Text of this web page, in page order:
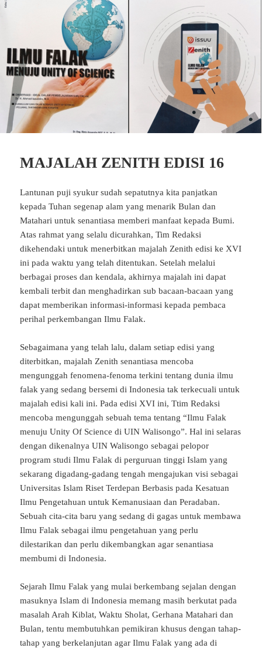
MAJALAH ZENITH EDISI 16
Lantunan puji syukur sudah sepatutnya kita panjatkan
kepada Tuhan segenap alam yang menarik Bulan dan
Matahari untuk senantiasa memberi manfaat kepada Bumi.
Atas rahmat yang selalu dicurahkan, Tim Redaksi
dikehendaki untuk menerbitkan majalah Zenith edisi ke XVI
ini pada waktu yang telah ditentukan. Setelah melalui
berbagai proses dan kendala, akhirnya majalah ini dapat
kembali terbit dan menghadirkan sub bacaan-bacaan yang
dapat memberikan informasi-informasi kepada pembaca
perihal perkembangan Ilmu Falak.
Sebagaimana yang telah lalu, dalam setiap edisi yang
diterbitkan, majalah Zenith senantiasa mencoba
mengunggah fenomena-fenoma terkini tentang dunia ilmu
falak yang sedang bersemi di Indonesia tak terkecuali untuk
majalah edisi kali ini. Pada edisi XVI ini, Ttim Redaksi
mencoba mengunggah sebuah tema tentang “Ilmu Falak
menuju Unity Of Science di UIN Walisongo”. Hal ini selaras
dengan dikenalnya UIN Walisongo sebagai pelopor
program studi Ilmu Falak di perguruan tinggi Islam yang
sekarang digadang-gadang tengah mengajukan visi sebagai
Universitas Islam Riset Terdepan Berbasis pada Kesatuan
Ilmu Pengetahuan untuk Kemanusiaan dan Peradaban.
Sebuah cita-cita baru yang sedang di gagas untuk membawa
Ilmu Falak sebagai ilmu pengetahuan yang perlu
dilestarikan dan perlu dikembangkan agar senantiasa
membumi di Indonesia.
Sejarah Ilmu Falak yang mulai berkembang sejalan dengan
masuknya Islam di Indonesia memang masih berkutat pada
masalah Arah Kiblat, Waktu Sholat, Gerhana Matahari dan
Bulan, tentu membutuhkan pemikiran khusus dengan tahap-
tahap yang berkelanjutan agar Ilmu Falak yang ada di